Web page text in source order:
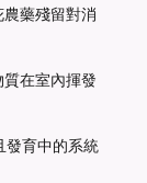
農藥殘留對消
在室內揮發
發育中的系統